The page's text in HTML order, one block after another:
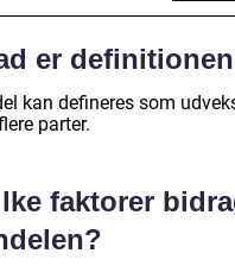
er
kan defineres som
parter.
faktorer